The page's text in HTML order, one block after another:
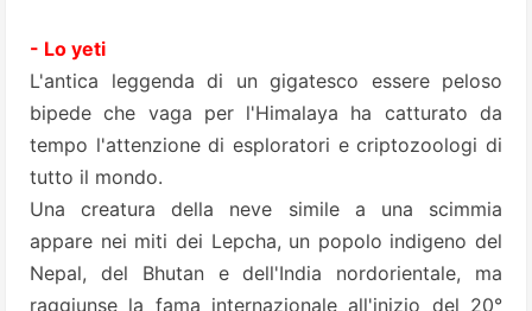
- Lo yeti
L'antica leggenda di un gigatesco essere peloso
bipede che vaga per l'Himalaya ha catturato da
tempo l'attenzione di esploratori e criptozoologi di
tutto il mondo.
Una creatura della neve simile a una scimmia
appare nei miti dei Lepcha, un popolo indigeno del
Nepal, del Bhutan e dell'India nordorientale, ma
raggiunse la fama internazionale all'inizio del 20°